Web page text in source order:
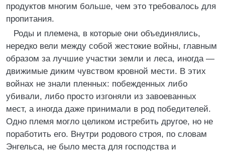
продуктов многим больше, чем это требовалось для
пропитания.
Роды и племена, в которые они объединялись,
нередко вели между собой жестокие войны, главным
образом за лучшие участки земли и леса, иногда —
движимые диким чувством кровной мести. В этих
войнах не знали пленных: побежденных либо
убивали, либо просто изгоняли из завоеванных
мест, а иногда даже принимали в род победителей.
Одно племя могло целиком истребить другое, но не
поработить его. Внутри родового строя, по словам
Энгельса, не было места для господства и